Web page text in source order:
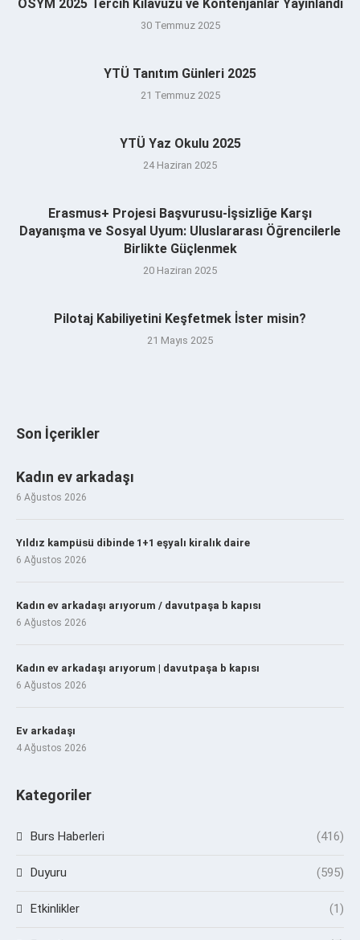
ÖSYM 2025 Tercih Kılavuzu ve Kontenjanlar Yayınlandı
30 Temmuz 2025
YTÜ Tanıtım Günleri 2025
21 Temmuz 2025
YTÜ Yaz Okulu 2025
24 Haziran 2025
Erasmus+ Projesi Başvurusu-İşsizliğe Karşı
Dayanışma ve Sosyal Uyum: Uluslararası Öğrencilerle
Birlikte Güçlenmek
20 Haziran 2025
Pilotaj Kabiliyetini Keşfetmek İster misin?
21 Mayıs 2025
Son İçerikler
Kadın ev arkadaşı
6 Ağustos 2026
Yıldız kampüsü dibinde 1+1 eşyalı kiralık daire
6 Ağustos 2026
Kadın ev arkadaşı arıyorum / davutpaşa b kapısı
6 Ağustos 2026
Kadın ev arkadaşı arıyorum | davutpaşa b kapısı
6 Ağustos 2026
Ev arkadaşı
4 Ağustos 2026
Kategoriler
Burs Haberleri (416)
Duyuru (595)
Etkinlikler (1)